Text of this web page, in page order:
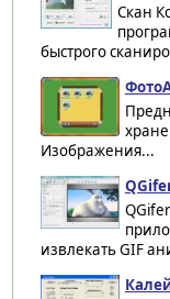
Скан
быстрого
Изображения...
извлекать GIF